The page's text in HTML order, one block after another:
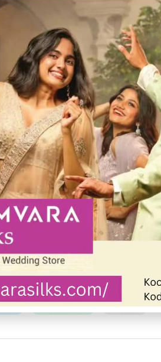
എൽ ഡി എഫിന്റെ ശിവകുമാർ
ശിവകുമാർ. വാർഡ് 6
എൽ ഡി എഫ് 9, ബിജെപി 4, യു
Next
WhatsApp Print